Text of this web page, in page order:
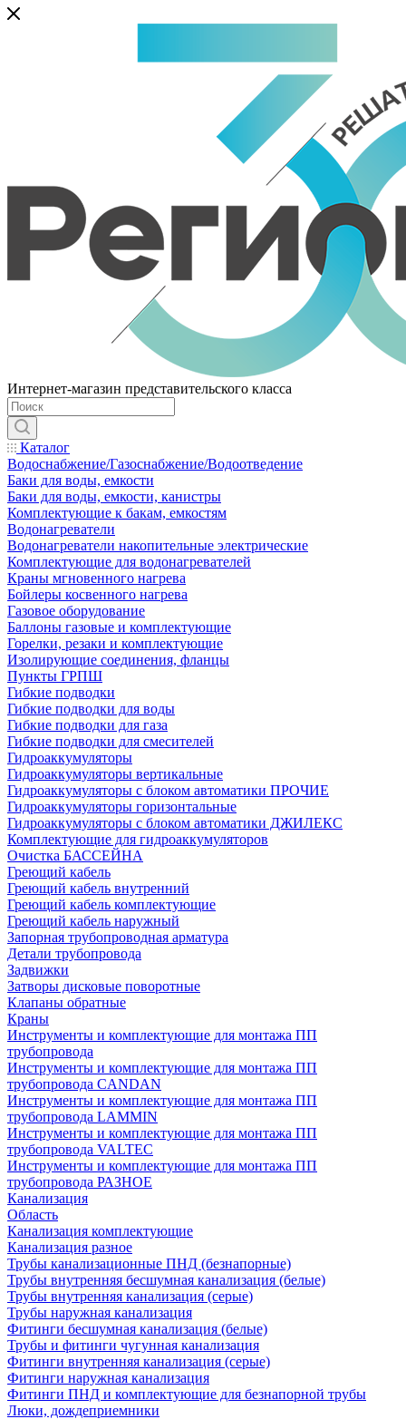
Интернет-магазин представительского класса
Каталог
Водоснабжение/Газоснабжение/Водоотведение
Баки для воды, емкости
Баки для воды, емкости, канистры
Комплектующие к бакам, емкостям
Водонагреватели
Водонагреватели накопительные электрические
Комплектующие для водонагревателей
Краны мгновенного нагрева
Бойлеры косвенного нагрева
Газовое оборудование
Баллоны газовые и комплектующие
Горелки, резаки и комплектующие
Изолирующие соединения, фланцы
Пункты ГРПШ
Гибкие подводки
Гибкие подводки для воды
Гибкие подводки для газа
Гибкие подводки для смесителей
Гидроаккумуляторы
Гидроаккумуляторы вертикальные
Гидроаккумуляторы с блоком автоматики ПРОЧИЕ
Гидроаккумуляторы горизонтальные
Гидроаккумуляторы с блоком автоматики ДЖИЛЕКС
Комплектующие для гидроаккумуляторов
Очистка БАССЕЙНА
Греющий кабель
Греющий кабель внутренний
Греющий кабель комплектующие
Греющий кабель наружный
Запорная трубопроводная арматура
Детали трубопровода
Задвижки
Затворы дисковые поворотные
Клапаны обратные
Краны
Инструменты и комплектующие для монтажа ПП
трубопровода
Инструменты и комплектующие для монтажа ПП
трубопровода CANDAN
Инструменты и комплектующие для монтажа ПП
трубопровода LAMMIN
Инструменты и комплектующие для монтажа ПП
трубопровода VALTEC
Инструменты и комплектующие для монтажа ПП
трубопровода РАЗНОЕ
Канализация
Область
Канализация комплектующие
Канализация разное
Трубы канализационные ПНД (безнапорные)
Трубы внутренняя бесшумная канализация (белые)
Трубы внутренняя канализация (серые)
Трубы наружная канализация
Фитинги бесшумная канализация (белые)
Трубы и фитинги чугунная канализация
Фитинги внутренняя канализация (серые)
Фитинги наружная канализация
Фитинги ПНД и комплектующие для безнапорной трубы
Люки, дождеприемники